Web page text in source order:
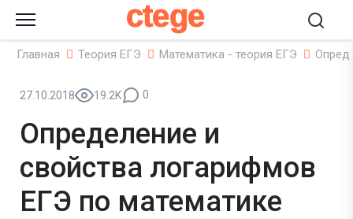
ctege
Главная Теория ЕГЭ Математика - теория ЕГЭ
27.10.2018 19.2K 0
Определение и
свойства логарифмов
ЕГЭ по математике